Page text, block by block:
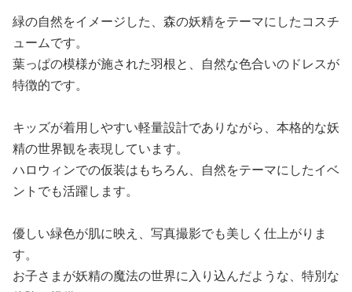
緑の自然をイメージした、森の妖精をテーマにしたコスチ
ュームです。
葉っぱの模様が施された羽根と、自然な色合いのドレスが
特徴的です。
キッズが着用しやすい軽量設計でありながら、本格的な妖
精の世界観を表現しています。
ハロウィンでの仮装はもちろん、自然をテーマにしたイベ
ントでも活躍します。
優しい緑色が肌に映え、写真撮影でも美しく仕上がりま
す。
お子さまが妖精の魔法の世界に入り込んだような、特別な